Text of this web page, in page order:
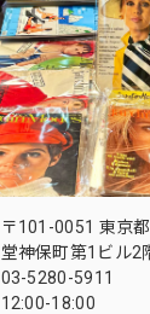
〒101-0051 東京
堂神保町第1ビル2
03-5280-5911
12:00-18:00